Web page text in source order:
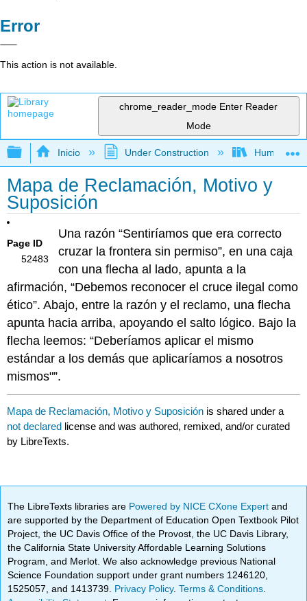
Error
This action is not available.
chrome_reader_mode Enter Reader
Mode
Expandir/contraer jerarquía global
Inicio Under Construction
Mapa de Reclamación, Motivo y
Suposición
Page ID
52483
Una razón “Sentiríamos que era correcto
cruzar la frontera sin permiso”, en una caja
con una flecha al lado, apunta a la
afirmación, “Debemos reconocer el cruce ilegal como
ético”. Abajo, entre la razón y el reclamo, una flecha
apunta hacia arriba, apoyando el salto lógico. Bajo la
flecha leemos: “Deberíamos aplicar el mismo
estándar a los demás que aplicaríamos a nosotros
mismos"”.
Mapa de Reclamación, Motivo y Suposición is shared under a
not declared license and was authored, remixed, and/or curated
by LibreTexts.
The LibreTexts libraries are Powered by NICE CXone Expertand
are supported by the Department of Education Open Textbook Pilot
Project, the UC Davis Office of the Provost, the UC Davis Library,
the California State University Affordable Learning Solutions
Program, and Merlot. We also acknowledge previous National
Science Foundation support under grant numbers 1246120,
1525057, and 1413739. Privacy Policy.Terms & Conditions